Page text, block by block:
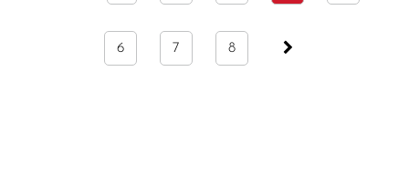
6 7 8